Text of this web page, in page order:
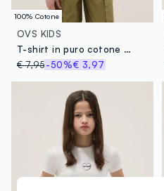
100% Cotone
OVS KIDS
T-shirt in puro cotone bianca da ragazza slim fit con orsetti
€ 7,95-50%€ 3,97